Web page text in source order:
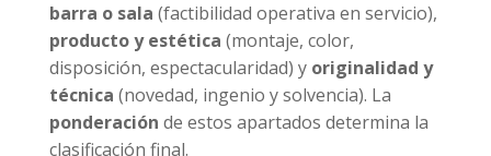
barra o sala (factibilidad operativa en servicio),
producto y estética (montaje, color,
disposición, espectacularidad) y originalidad y
técnica (novedad, ingenio y solvencia). La
ponderación de estos apartados determina la
clasificación final.